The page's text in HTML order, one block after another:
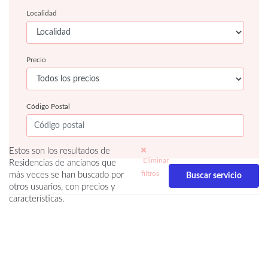
Localidad
Precio
Código Postal
Estos son los resultados de
Residencias de ancianos que
más veces se han buscado por
otros usuarios, con precios y
características.
Eliminar
filtros